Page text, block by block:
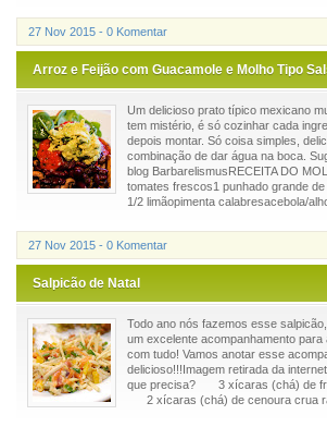
27 Nov 2015 - 0 Komentar
Arroz e Feijão com Guacamole e Molho Tipo
Um delicioso prato típico mexicano
tem mistério, é só cozinhar cada
depois montar. Só coisa simples,
combinação de dar água na boca.
blog BarbarelismusRECEITA DO
tomates frescos1 punhado grande
1/2 limãopimenta calabresacebola/
27 Nov 2015 - 0 Komentar
Salpicão de Natal
Todo ano nós fazemos esse
um excelente acompanhamento para
com tudo! Vamos anotar esse
delicioso!!!Imagem retirada da
que precisa? 3 xícaras (chá) de
2 xícaras (chá) de cenoura crua